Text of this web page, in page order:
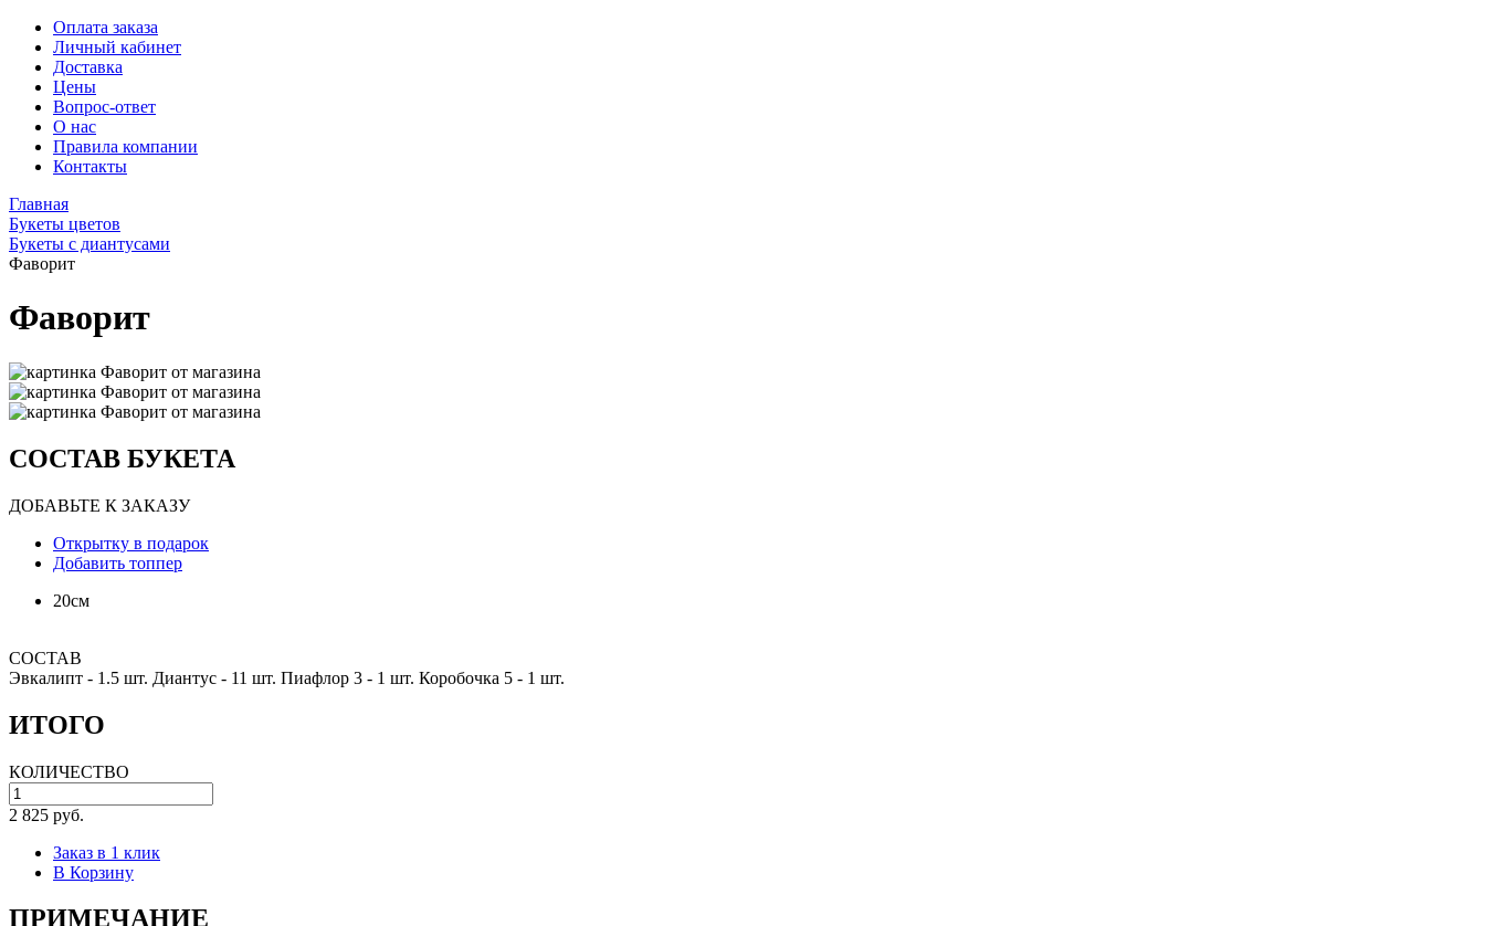
Оплата заказа
Личный кабинет
Доставка
Цены
Вопрос-ответ
О нас
Правила компании
Контакты
Главная
Букеты цветов
Букеты с диантусами
Фаворит
Фаворит
СОСТАВ БУКЕТА
ДОБАВЬТЕ К ЗАКАЗУ
Открытку в подарок
Добавить топпер
20см
СОСТАВ
Эвкалипт - 1.5 шт. Диантус - 11 шт. Пиафлор 3 - 1 шт. Коробочка 5 - 1 шт.
ИТОГО
КОЛИЧЕСТВО
2 825 руб.
Заказ в 1 клик
В Корзину
ПРИМЕЧАНИЕ